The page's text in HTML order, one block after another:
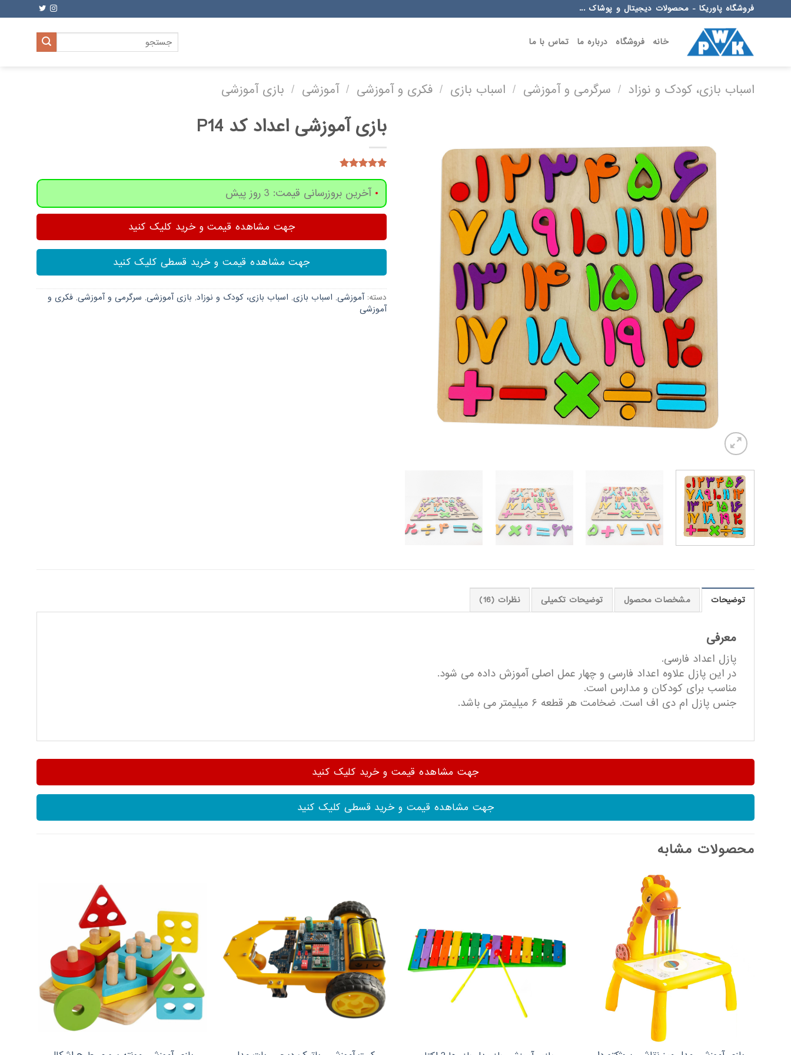
to
فروشگاه پاوریکا - محصولات دیجیتال و پوشاک ...
خانه فروشگاه درباره ما تماس با ما
جستجو
برای:
اسباب بازی، کودک و نوزاد / سرگرمی و آموزشی / اسباب بازی / فکری و آموزشی / آموزشی / بازی آموزشی
بازی آموزشی اعداد کد P14
از 5 امتیاز
مشتریآخرین بروزرسانی قیمت: 3 روز پیش
جهت مشاهده قیمت و خرید کلیک کنید
جهت مشاهده قیمت و خرید قسطی کلیک کنید
دسته: آموزشی, اسباب بازی, اسباب بازی، کودک و نوزاد, بازی آموزشی, سرگرمی و آموزشی, فکری و
آموزشی
توضیحات مشخصات محصول توضیحات تکمیلی نظرات (16)
معرفی
پازل اعداد فارسی.
در این پازل علاوه اعداد فارسی و چهار عمل اصلی آموزش داده می شود.
مناسب برای کودکان و مدارس است.
جنس پازل ام دی اف است. ضخامت هر قطعه ۶ میلیمتر می باشد.
جهت مشاهده قیمت و خرید کلیک کنید
جهت مشاهده قیمت و خرید قسطی کلیک کنید
محصولات مشابه